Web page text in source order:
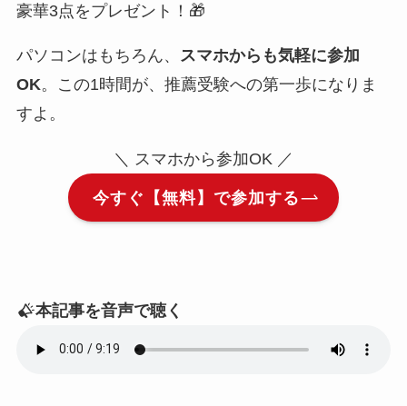
豪華3点をプレゼント！🎁
パソコンはもちろん、 スマホからも気軽に参加
OK。この1時間が、推薦受験への第一歩になりま
すよ。
＼ スマホから参加OK ／
今すぐ【無料】で参加する
本記事を音声で聴く